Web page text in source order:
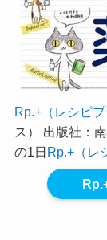
Rp.+（レシピプ
ス） 出版社：
の1日Rp.+（レ